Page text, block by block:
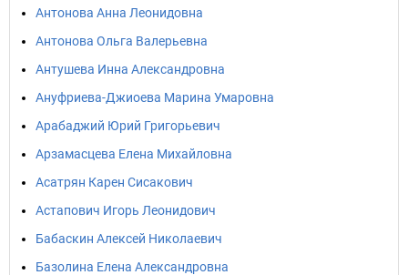
Антонова Анна Леонидовна
Антонова Ольга Валерьевна
Антушева Инна Александровна
Ануфриева-Джиоева Марина Умаровна
Арабаджий Юрий Григорьевич
Арзамасцева Елена Михайловна
Асатрян Карен Сисакович
Астапович Игорь Леонидович
Бабаскин Алексей Николаевич
Базолина Елена Александровна